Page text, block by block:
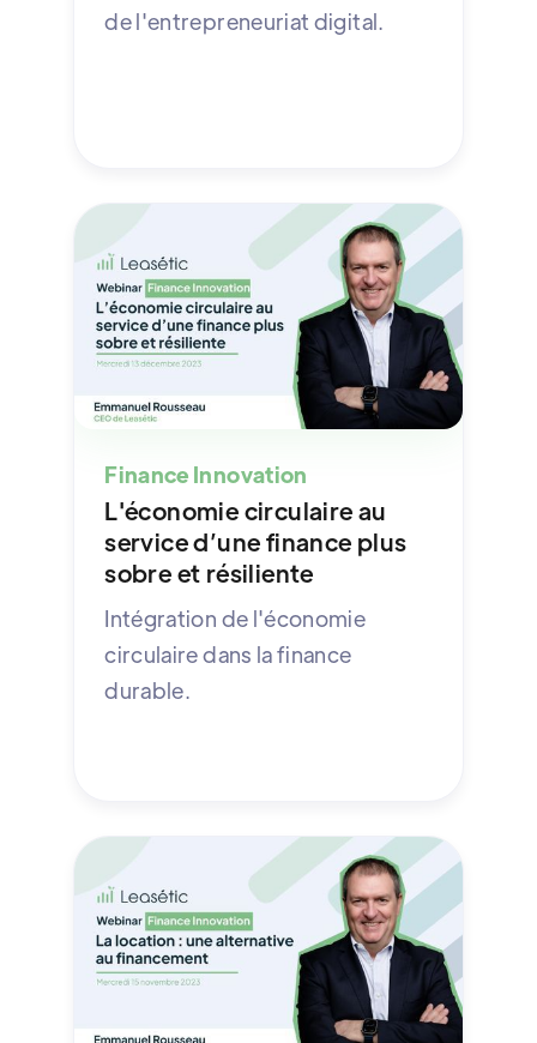
de l'entrepreneuriat digital.
Finance Innovation
L'économie circulaire au
service d’une finance plus
sobre et résiliente
Intégration de l'économie
circulaire dans la finance
durable.